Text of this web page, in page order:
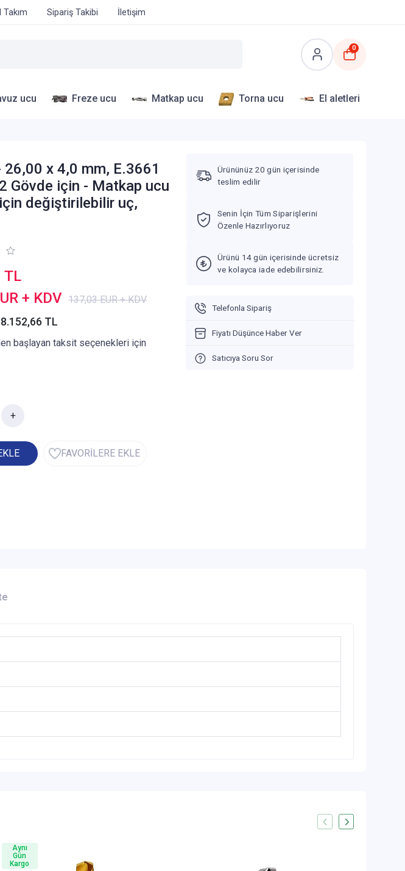
Takım Sipariş Takibi İletişim
0
ucu Freze ucu Matkap ucu Torna ucu El aletleri
x 4,0 mm, E.3661
Gövde için - Matkap ucu
değiştirilebilir uç,
TL
+ KDV 137,03 EUR + KDV
8.152,66 TL
başlayan taksit seçenekleri için
+
FAVORİLERE EKLE
Ürününüz 20 gün içerisinde
teslim edilir
Senin İçin Tüm Siparişlerini
Özenle Hazırlıyoruz
Ürünü 14 gün içerisinde ücretsiz
ve kolayca iade edebilirsiniz.
Telefonla Sipariş
Fiyatı Düşünce Haber Ver
Satıcıya Soru Sor
Aynı
Gün
Kargo